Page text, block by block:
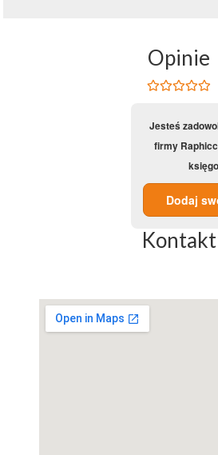
Opinie
Jesteś
firmy
Dodaj
Kontakt